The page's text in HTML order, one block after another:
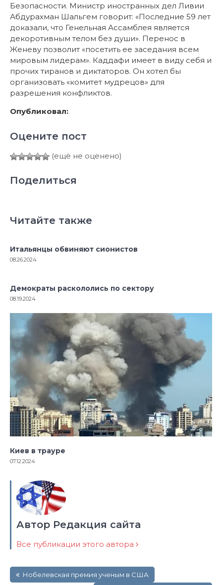
Безопасности. Министр иностранных дел Ливии
Абдурахман Шальгем говорит: «Последние 59 лет
доказали, что Генельная Ассамблея является
декоротивным телом без души». Перенос в
Женеву позволит «посетить ее заседания всем
мировым лидерам». Каддафи имеет в виду себя и
прочих тиранов и диктаторов. Он хотел бы
организовать «комитет мудрецов» для
разрешения конфликтов.
Опубликовал:
Оцените пост
(ещё не оценено)
Поделиться
Читайте также
Итальянцы обвиняют сионистов
08.26.2024
Демократы раскололись по сектору
08.19.2024
Киев в трауре
07.12.2024
Автор Редакция сайта
Все публикации этого автора
по Нобелевская премия ученым в США